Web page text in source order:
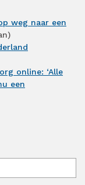
weg naar een
online: ‘Alle
een